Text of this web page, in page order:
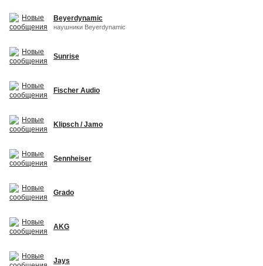
Beyerdynamic
наушники Beyerdynamic
Sunrise
Fischer Audio
Klipsch / Jamo
Sennheiser
Grado
AKG
Jays